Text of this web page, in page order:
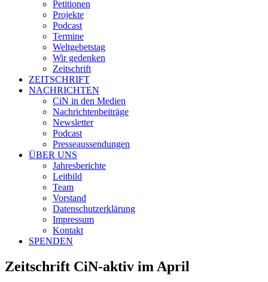
Petitionen
Projekte
Podcast
Termine
Weltgebetstag
Wir gedenken
Zeitschrift
ZEITSCHRIFT
NACHRICHTEN
CiN in den Medien
Nachrichtenbeiträge
Newsletter
Podcast
Presseaussendungen
ÜBER UNS
Jahresberichte
Leitbild
Team
Vorstand
Datenschutzerklärung
Impressum
Kontakt
SPENDEN
Zeitschrift CiN-aktiv im April